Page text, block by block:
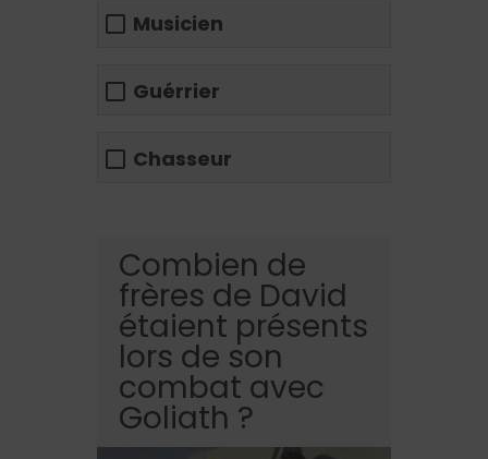
Musicien
Guérrier
Chasseur
Combien de
frères de David
étaient présents
lors de son
combat avec
Goliath ?